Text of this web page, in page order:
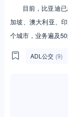
目前，比亚迪
加坡、澳大利亚、
个城市，业务遍及50
ADL公交 (9)